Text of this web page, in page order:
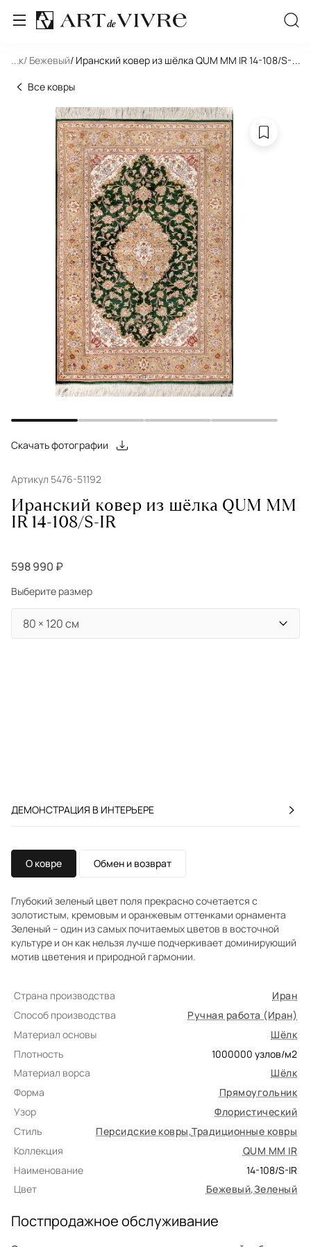
... / Бежевый/ Иранский ковер из шёлка QUM MM IR 14-108/S-IR
...
Все ковры
Скачать фотографии
Артикул 5476-51192
Иранский ковер из шёлка QUM MM
IR 14-108/S-IR
598 990 ₽
Выберите размер
ДЕМОНСТРАЦИЯ В ИНТЕРЬЕРЕ
О ковре Обмен и возврат
Глубокий зеленый цвет поля прекрасно сочетается с
золотистым, кремовым и оранжевым оттенками орнамента
Зеленый – один из самых почитаемых цветов в восточной
культуре и он как нельзя лучше подчеркивает доминирующий
мотив цветения и природной гармонии.
Страна производства
Иран
Способ производства
Ручная работа (Иран)
Материал основы
Шёлк
Плотность
1000000 узлов/м2
Материал ворса
Шёлк
Форма
Прямоугольник
Узор
Флористический
Стиль
Персидские ковры,Традиционные ковры
Коллекция
QUM MM IR
Наименование
14-108/S-IR
Цвет
Бежевый,Зеленый
Постпродажное обслуживание